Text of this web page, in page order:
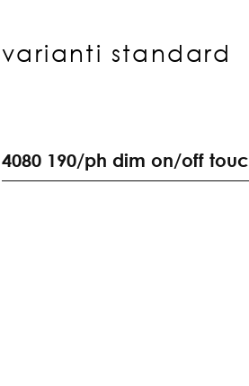
varianti standard
4080 190/ph dim on/off touc